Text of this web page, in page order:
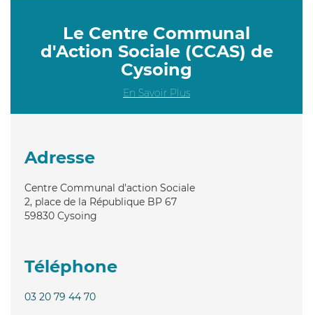
Le Centre Communal
d'Action Sociale (CCAS) de
Cysoing
En Savoir Plus
Adresse
Centre Communal d'action Sociale
2, place de la République BP 67
59830 Cysoing
Téléphone
03 20 79 44 70